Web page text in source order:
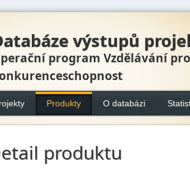
výstupů
program Vzdělávání pro
Produkty O databázi
produktu